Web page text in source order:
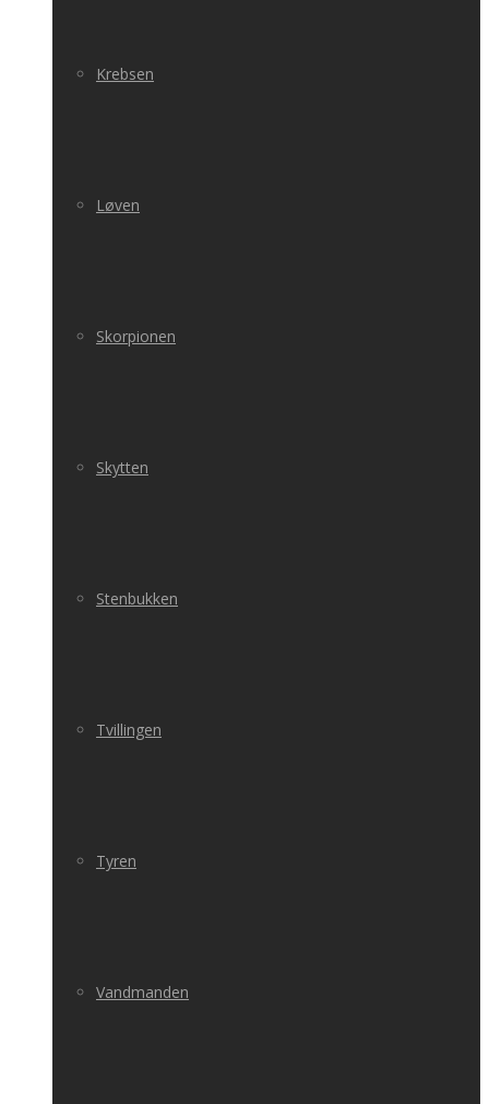
Krebsen
Løven
Skorpionen
Skytten
Stenbukken
Tvillingen
Tyren
Vandmanden